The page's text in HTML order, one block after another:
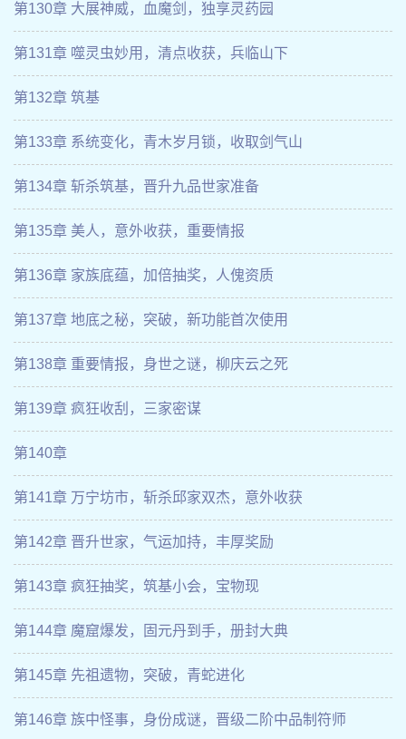
第130章 大展神威，血魔剑，独享灵药园
第131章 噬灵虫妙用，清点收获，兵临山下
第132章 筑基
第133章 系统变化，青木岁月锁，收取剑气山
第134章 斩杀筑基，晋升九品世家准备
第135章 美人，意外收获，重要情报
第136章 家族底蕴，加倍抽奖，人傀资质
第137章 地底之秘，突破，新功能首次使用
第138章 重要情报，身世之谜，柳庆云之死
第139章 疯狂收刮，三家密谋
第140章
第141章 万宁坊市，斩杀邱家双杰，意外收获
第142章 晋升世家，气运加持，丰厚奖励
第143章 疯狂抽奖，筑基小会，宝物现
第144章 魔窟爆发，固元丹到手，册封大典
第145章 先祖遗物，突破，青蛇进化
第146章 族中怪事，身份成谜，晋级二阶中品制符师